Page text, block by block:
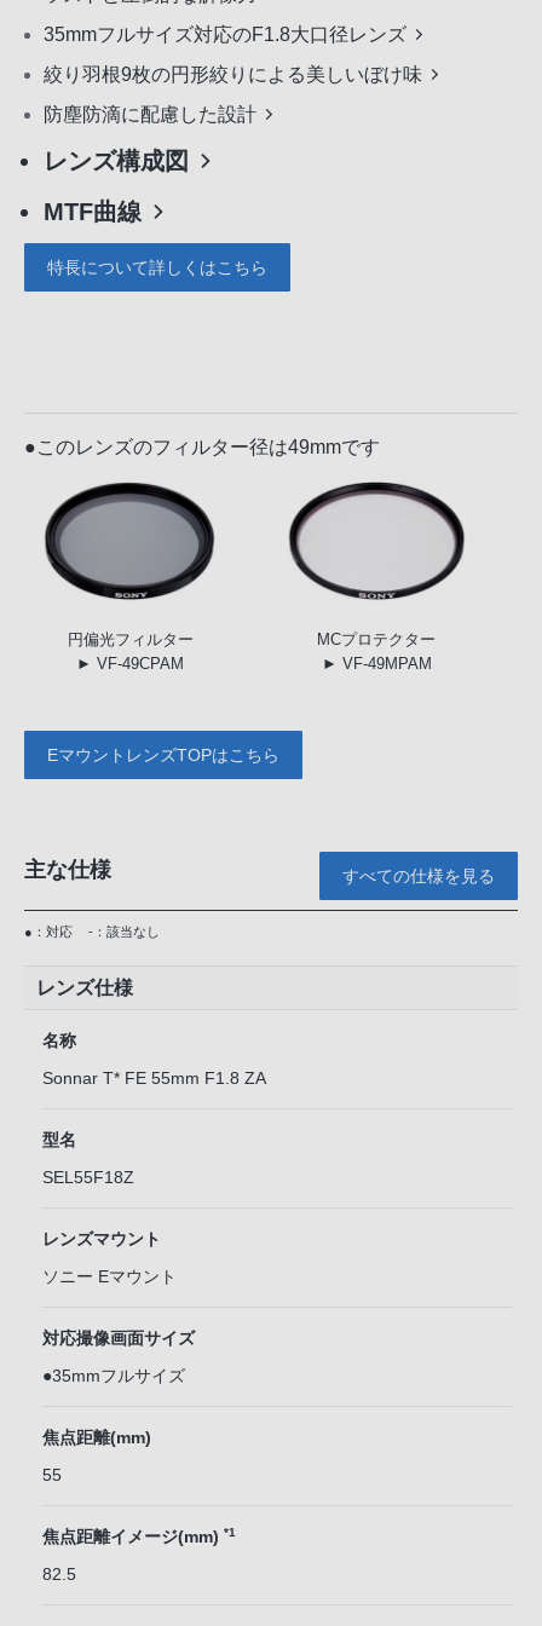
35mmフルサイズ対応のF1.8大口径レンズ
絞り羽根9枚の円形絞りによる美しいぼけ味
防塵防滴に配慮した設計
レンズ構成図
MTF曲線
特長について詳しくはこちら
●このレンズのフィルター径は49mmです
円偏光フィルター
► VF-49CPAM
MCプロテクター
► VF-49MPAM
EマウントレンズTOPはこちら
主な仕様 すべての仕様を見る
●：対応 -：該当なし
レンズ仕様
名称
Sonnar T* FE 55mm F1.8 ZA
型名
SEL55F18Z
レンズマウント
ソニー Eマウント
対応撮像画面サイズ
●35mmフルサイズ
焦点距離(mm)
55
焦点距離イメージ(mm) *1
82.5